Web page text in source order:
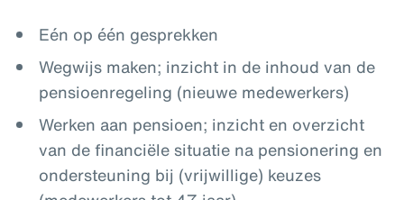
Eén op één gesprekken
Wegwijs maken; inzicht in de inhoud van de
pensioenregeling (nieuwe medewerkers)
Werken aan pensioen; inzicht en overzicht
van de financiële situatie na pensionering en
ondersteuning bij (vrijwillige) keuzes